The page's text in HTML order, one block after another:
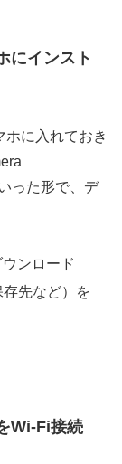
にインスト
ホに入れておき
った形で、デ
ンロード
先など）を
Wi-Fi接続